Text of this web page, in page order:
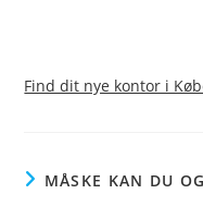
Find dit nye kontor i
MÅSKE KAN DU